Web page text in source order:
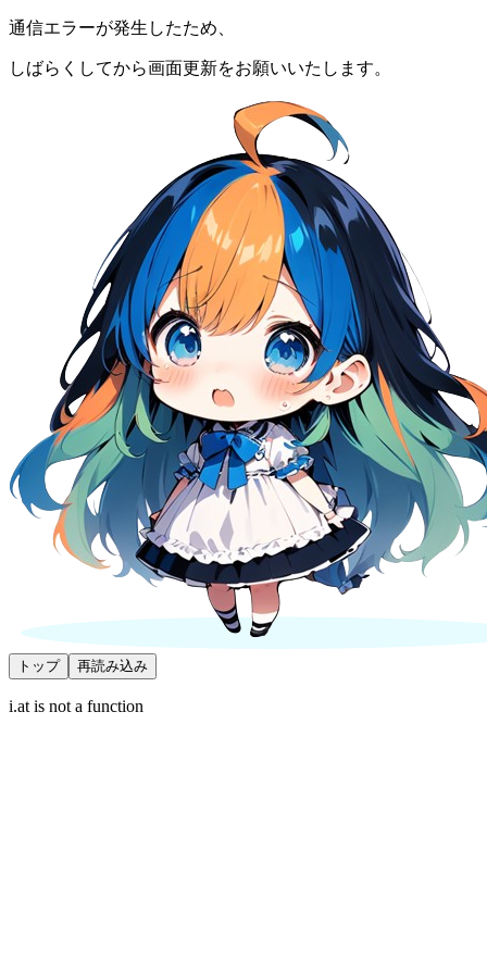
通信エラーが発生したため、
しばらくしてから画面更新をお願いいたします。
トップ 再読み込み
i.at is not a function